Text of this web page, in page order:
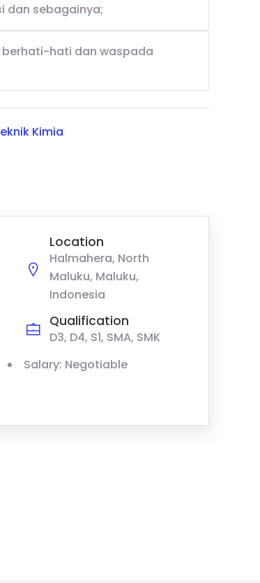
dan sebagainya;
berhati-hati dan waspada
Kimia
Location
Halmahera, North
Maluku, Maluku,
Indonesia
Qualification
D3, D4, S1, SMA, SMK
Salary: Negotiable